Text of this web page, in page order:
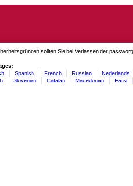
sollten Sie bei Verlassen der
Spanish French Russian Nederlands
Slovenian Catalan Macedonian Farsi